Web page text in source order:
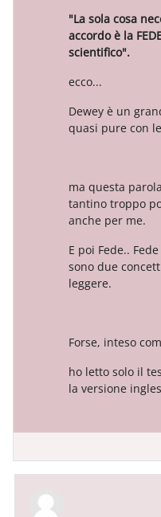
"La sola cosa
accordo è la
scientifico".
ecco...
Dewey è un
quasi pure con
ma questa
tantino troppo
anche per me.
E poi Fede..
sono due
leggere.
Forse, inteso
ho letto solo il
la versione